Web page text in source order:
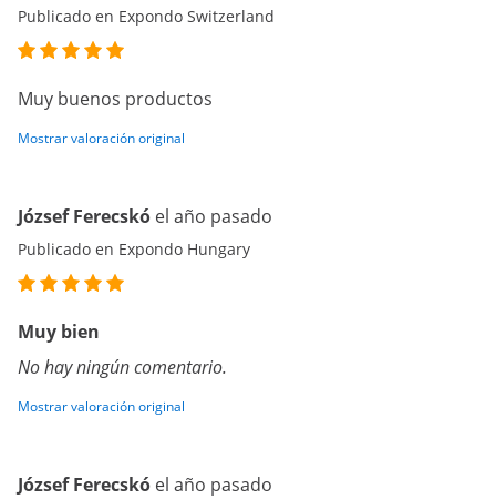
Publicado en Expondo Switzerland
Muy buenos productos
Mostrar valoración original
József Ferecskó el año pasado
Publicado en Expondo Hungary
Muy bien
No hay ningún comentario.
Mostrar valoración original
József Ferecskó el año pasado